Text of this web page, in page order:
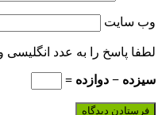
وب‌ سایت
لطفا پاسخ را به عدد انگلیسی
سیزده − دوازده =